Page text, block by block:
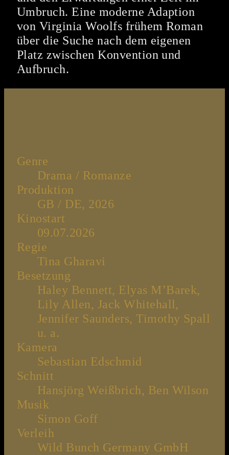
Umbruch. Eine moderne Adaption
von Virginia Woolfs frühem Roman
über die Suche nach dem eigenen
Platz zwischen Konvention und
Aufbruch.
Genre
Drama / Romanze
Produktion
GB / DE, 2026
Kinostart
09.07.2026
Regie
Tina Gharavi
Besetzung
Haley Bennett, Elyas M’Barek,
Lily Allen, Jack Whitehall,
Jennifer Saunders, Timothy Spall
u. a.
Kamera
Sebastian Edschmid
Schnitt
Hansjörg Weißbrich, Ben Wilson
Musik
Simon Goff
Verleih
Wild Bunch Germany GmbH